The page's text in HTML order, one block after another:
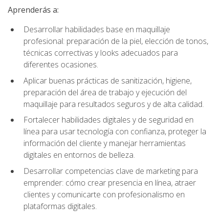
Aprenderás a:
Desarrollar habilidades base en maquillaje
profesional: preparación de la piel, elección de tonos,
técnicas correctivas y looks adecuados para
diferentes ocasiones.
Aplicar buenas prácticas de sanitización, higiene,
preparación del área de trabajo y ejecución del
maquillaje para resultados seguros y de alta calidad.
Fortalecer habilidades digitales y de seguridad en
línea para usar tecnología con confianza, proteger la
información del cliente y manejar herramientas
digitales en entornos de belleza.
Desarrollar competencias clave de marketing para
emprender: cómo crear presencia en línea, atraer
clientes y comunicarte con profesionalismo en
plataformas digitales.